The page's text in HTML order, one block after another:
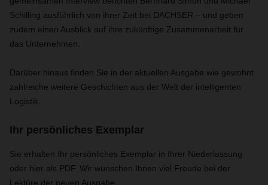
Schilling ausführlich von ihrer Zeit bei DACHSER – und geben
zudem einen Ausblick auf ihre zukünftige Zusammenarbeit für
das Unternehmen.
Darüber hinaus finden Sie in der aktuellen Ausgabe wie gewohnt
zahlreiche weitere Geschichten aus der Welt der intelligenten
Logistik.
Ihr persönliches Exemplar
Sie erhalten Ihr persönliches Exemplar in Ihrer Niederlassung
oder hier als PDF. Wir wünschen Ihnen viel Freude bei der
Lektüre der neuen Ausgabe.